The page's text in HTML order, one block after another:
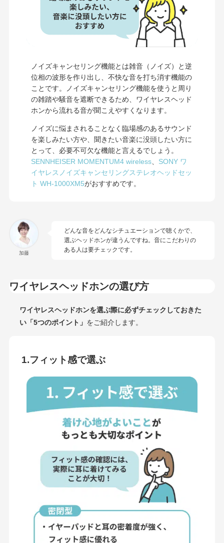
ノイズキャンセリング機能とは雑音（ノイズ）と逆
位相の波形を作り出し、不快な音を打ち消す機能の
ことです。ノイズキャンセリング機能を使うと周り
の雑踏や騒音を遮断できるため、ワイヤレスヘッド
ホンから流れる音が聞こえやすくなります。
ノイズに悩まされることなく臨場感のあるサウンド
を楽しみたい方や、聞きたい音楽に没頭したい方に
とって、必要不可欠な機能と言えるでしょう。
SENNHEISER MOMENTUM4 wireless、 SONY ワ
イヤレスノイズキャンセリングステレオヘッドセッ
ト WH-1000XM5がおすすめです。
加藤
どんな音をどんなシチュエーションで聴くかで、
選ぶヘッドホンが違うんですね。音にこだわりの
ある人は要チェックです。
ワイヤレスヘッドホンの選び方
ワイヤレスヘッドホンを選ぶ際に必ずチェックしておきた
い「5つのポイント」 をご紹介します。
1.フィット感で選ぶ